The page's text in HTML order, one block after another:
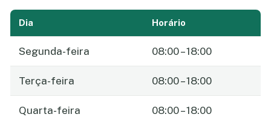
Dia Horário
Segunda-feira 08:00 – 18:00
Terça-feira 08:00 – 18:00
Quarta-feira 08:00 – 18:00